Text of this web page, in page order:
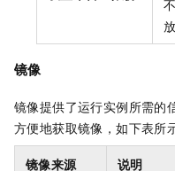
放
镜像
镜像提供了运行实例所需的
方便地获取镜像，如下表所示
镜像来源 说明